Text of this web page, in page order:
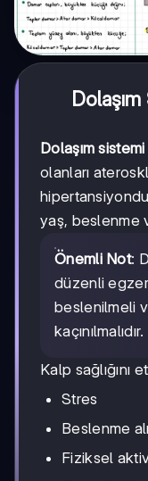
Dolaşım sistemi
olanları
yaş, beslenme
Önemli Not:
düzenli
beslenilmeli
kaçınılmalıdır.
Kalp sağlığını
Stres
Beslenme
Fiziksel